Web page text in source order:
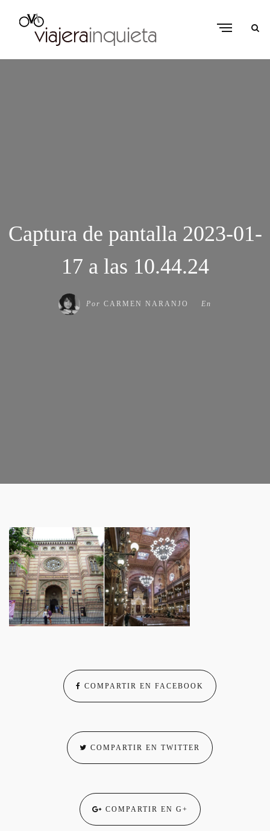
Captura de pantalla 2023-01-
17 a las 10.44.24
Por CARMEN NARANJO En
COMPARTIR EN FACEBOOK
COMPARTIR EN TWITTER
COMPARTIR EN G+